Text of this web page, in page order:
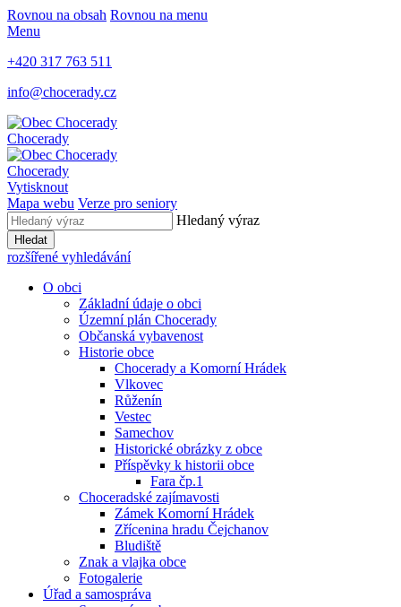
Rovnou na obsah Rovnou na menu
Menu
+420 317 763 511
info@chocerady.cz
Chocerady
Chocerady
Vytisknout
Mapa webu Verze pro seniory
Hledaný výraz
Hledat
rozšířené vyhledávání
O obci
Základní údaje o obci
Územní plán Chocerady
Občanská vybavenost
Historie obce
Chocerady a Komorní Hrádek
Vlkovec
Růženín
Vestec
Samechov
Historické obrázky z obce
Příspěvky k historii obce
Fara čp.1
Choceradské zajímavosti
Zámek Komorní Hrádek
Zřícenina hradu Čejchanov
Bludiště
Znak a vlajka obce
Fotogalerie
Úřad a samospráva